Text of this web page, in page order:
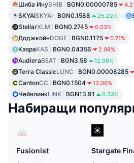
Шиба ИнуSHIB BGN0.00000785
SKYAISKYAI BGN0.1588 25.22%
StellarXLM BGN0.2745 0.03%
ДоджкойнDOGE BGN0.1175 0.71%
KaspaKAS BGN0.04356 2.08%
AudieraBEAT BGN3.58 12.98%
Terra ClassicLUNC BGN0.00008285
CantonCC BGN0.1504 13.06%
ЧейнлинкLINK BGN13.91 0.33%
Набиращи
Fusionist
Stargate